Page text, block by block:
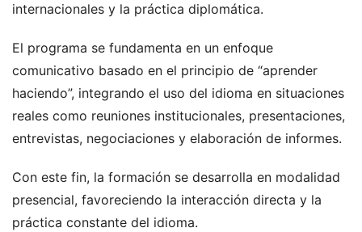
internacionales y la práctica diplomática.
El programa se fundamenta en un enfoque
comunicativo basado en el principio de “aprender
haciendo”, integrando el uso del idioma en situaciones
reales como reuniones institucionales, presentaciones,
entrevistas, negociaciones y elaboración de informes.
Con este fin, la formación se desarrolla en modalidad
presencial, favoreciendo la interacción directa y la
práctica constante del idioma.